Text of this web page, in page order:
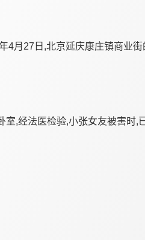
4月27日,北京延庆康庄镇商业
室,经法医检验,小张女友被害时,